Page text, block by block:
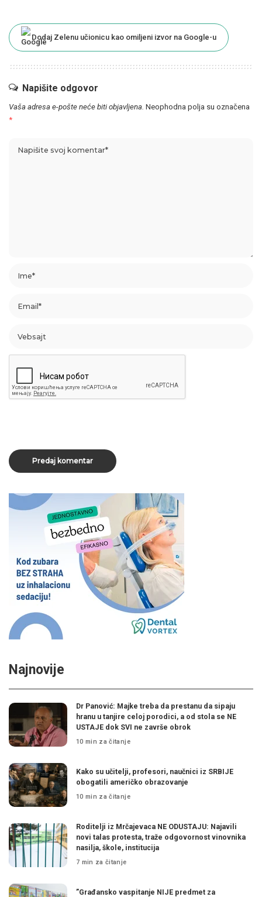
Dodaj Zelenu učionicu kao omiljeni izvor na Google-u
Napišite odgovor
Vaša adresa e-pošte neće biti objavljena. Neophodna polja su označena
*
Najnovije
Dr Panović: Majke treba da prestanu da sipaju
hranu u tanjire celoj porodici, a od stola se NE
USTAJE dok SVI ne završe obrok
10 min za čitanje
Kako su učitelji, profesori, naučnici iz SRBIJE
obogatili američko obrazovanje
10 min za čitanje
Roditelji iz Mrčajevaca NE ODUSTAJU: Najavili
novi talas protesta, traže odgovornost vinovnika
nasilja, škole, institucija
7 min za čitanje
”Građansko vaspitanje NIJE predmet za